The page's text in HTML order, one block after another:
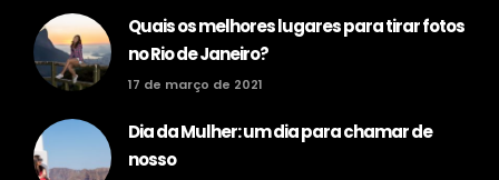
Quais os melhores lugares para tirar fotos
no Rio de Janeiro?
17 de março de 2021
Dia da Mulher: um dia para chamar de
nosso